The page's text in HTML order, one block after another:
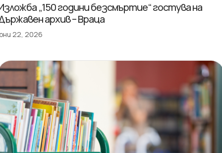
„150 години безсмъртие“ гостува на
архив – Враца
22, 2026